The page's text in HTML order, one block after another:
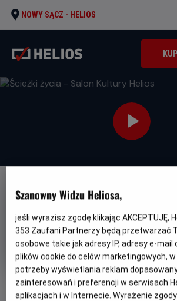
NOWY SĄCZ - HELIOS
OBSERWUJ
Ścieżki życia -
Helios
Oryginalny
tytuł
The Salt Path
Czas
trwania
146 min
OCENA HELIOS
6.7
Szanowny Widzu Heliosa,
jeśli wyrazisz zgodę klikając AKCEPTUJĘ,
353 Zaufani Partnerzy będą przetwarzać
osobowe takie jak adresy IP, adresy e-
plików cookie do celów marketingowych,
potrzeby wyświetlania reklam
zainteresowań i preferencji w serwisach
aplikacjach i w Internecie. Wyrażenie